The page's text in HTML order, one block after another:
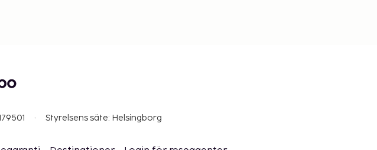
Styrelsens säte: Helsingborg